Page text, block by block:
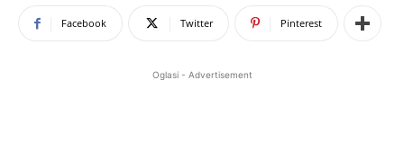
Facebook Twitter Pinterest
Oglasi - Advertisement